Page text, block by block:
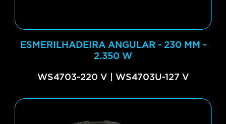
ESMERILHADEIRA ANGULAR - 230 MM -
2.350 W
WS4703-220 V | WS4703U-127 V